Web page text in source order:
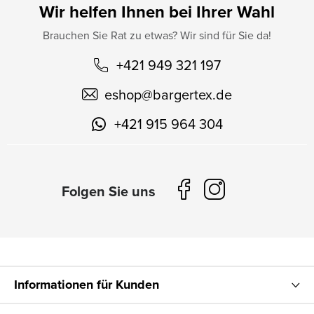
Wir helfen Ihnen bei Ihrer Wahl
Brauchen Sie Rat zu etwas? Wir sind für Sie da!
+421 949 321 197
eshop@bargertex.de
+421 915 964 304
Informationen für Kunden